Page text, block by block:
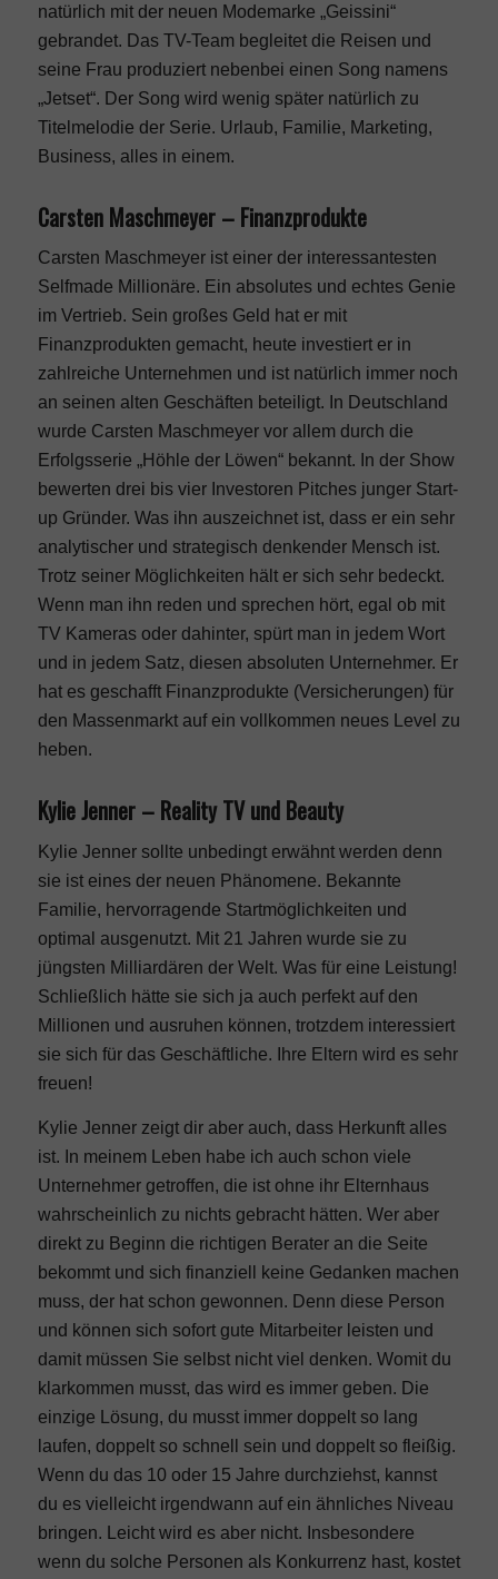
natürlich mit der neuen Modemarke „Geissini“
gebrandet. Das TV-Team begleitet die Reisen und
seine Frau produziert nebenbei einen Song namens
„Jetset“. Der Song wird wenig später natürlich zu
Titelmelodie der Serie. Urlaub, Familie, Marketing,
Business, alles in einem.
Carsten Maschmeyer – Finanzprodukte
Carsten Maschmeyer ist einer der interessantesten
Selfmade Millionäre. Ein absolutes und echtes Genie
im Vertrieb. Sein großes Geld hat er mit
Finanzprodukten gemacht, heute investiert er in
zahlreiche Unternehmen und ist natürlich immer noch
an seinen alten Geschäften beteiligt. In Deutschland
wurde Carsten Maschmeyer vor allem durch die
Erfolgsserie „Höhle der Löwen“ bekannt. In der Show
bewerten drei bis vier Investoren Pitches junger Start-
up Gründer. Was ihn auszeichnet ist, dass er ein sehr
analytischer und strategisch denkender Mensch ist.
Trotz seiner Möglichkeiten hält er sich sehr bedeckt.
Wenn man ihn reden und sprechen hört, egal ob mit
TV Kameras oder dahinter, spürt man in jedem Wort
und in jedem Satz, diesen absoluten Unternehmer. Er
hat es geschafft Finanzprodukte (Versicherungen) für
den Massenmarkt auf ein vollkommen neues Level zu
heben.
Kylie Jenner – Reality TV und Beauty
Kylie Jenner sollte unbedingt erwähnt werden denn
sie ist eines der neuen Phänomene. Bekannte
Familie, hervorragende Startmöglichkeiten und
optimal ausgenutzt. Mit 21 Jahren wurde sie zu
jüngsten Milliardären der Welt. Was für eine Leistung!
Schließlich hätte sie sich ja auch perfekt auf den
Millionen und ausruhen können, trotzdem interessiert
sie sich für das Geschäftliche. Ihre Eltern wird es sehr
freuen!
Kylie Jenner zeigt dir aber auch, dass Herkunft alles
ist. In meinem Leben habe ich auch schon viele
Unternehmer getroffen, die ist ohne ihr Elternhaus
wahrscheinlich zu nichts gebracht hätten. Wer aber
direkt zu Beginn die richtigen Berater an die Seite
bekommt und sich finanziell keine Gedanken machen
muss, der hat schon gewonnen. Denn diese Person
und können sich sofort gute Mitarbeiter leisten und
damit müssen Sie selbst nicht viel denken. Womit du
klarkommen musst, das wird es immer geben. Die
einzige Lösung, du musst immer doppelt so lang
laufen, doppelt so schnell sein und doppelt so fleißig.
Wenn du das 10 oder 15 Jahre durchziehst, kannst
du es vielleicht irgendwann auf ein ähnliches Niveau
bringen. Leicht wird es aber nicht. Insbesondere
wenn du solche Personen als Konkurrenz hast, kostet